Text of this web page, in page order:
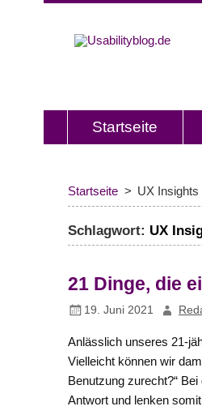
Startseite
Startseite UX Insights
Schlagwort: UX
21 Dinge, die
19. Juni 2021
Anlässlich unseres 21-
Vielleicht können wir
Benutzung zurecht?“
Antwort und lenken